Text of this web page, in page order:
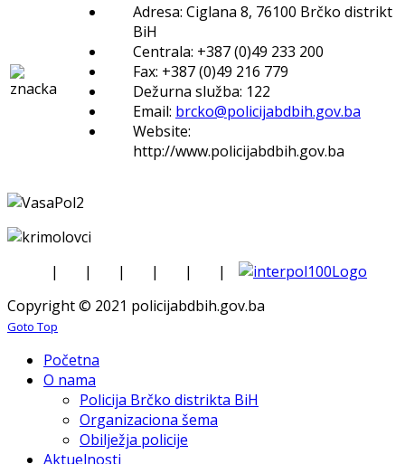
Adresa: Ciglana 8, 76100 Brčko distrikt
BiH
Centrala: +387 (0)49 233 200
Fax: +387 (0)49 216 779
Dežurna služba: 122
Email: brcko@policijabdbih.gov.ba
Website:
http://www.policijabdbih.gov.ba
| | | | |
|
Copyright © 2021 policijabdbih.gov.ba
Goto Top
Početna
O nama
Policija Brčko distrikta BiH
Organizaciona šema
Obilježja policije
Aktuelnosti